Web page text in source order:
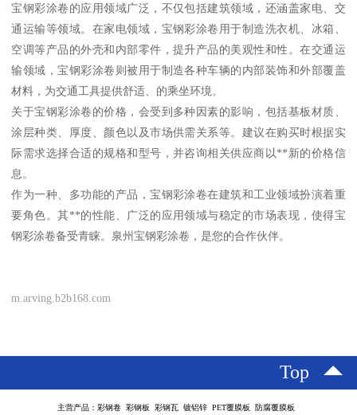
宝钢彩涂卷的应用领域广泛，不仅包括建筑领域，还涵盖家电、交
通运输等领域。在家电领域，宝钢彩涂卷用于制造洗衣机、冰箱、
空调等产品的外壳和内部零件，提升产品的美观性和性。在交通运
输领域，宝钢彩涂卷则被用于制造各种车辆的内部装饰和外部覆盖
材料，为交通工具提供舒适、的乘坐环境。
关于宝钢彩涂卷的价格，会受到多种因素的影响，包括基板材质、
涂层种类、厚度、颜色以及市场供需关系等。建议在购买时根据实
际需求选择合适的规格和型号，并咨询相关供应商以**新的价格信
息。
作为一种、多功能的产品，宝钢彩涂卷在建筑和工业领域扮演着重
要角色。其**的性能、广泛的应用领域与稳定的市场表现，使得宝
钢彩涂卷备受青睐。泉州宝钢彩涂卷，是您的合作伙伴。
m.arving.b2b168.com
Top
主营产品：彩钢卷 彩钢板 彩钢瓦 镀铝锌 PET覆膜板 防腐覆膜板